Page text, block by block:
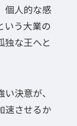
個人的な感
いう大業の
独な王へと
決意が、
速させるか